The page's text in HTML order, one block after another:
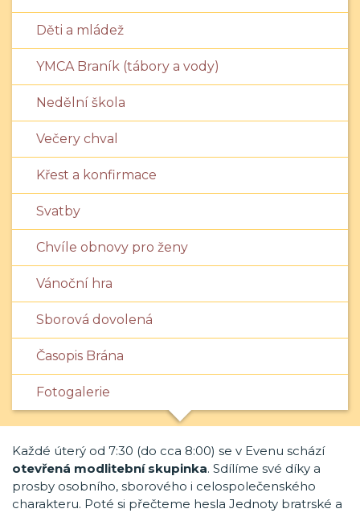
Děti a mládež
YMCA Braník (tábory a vody)
Nedělní škola
Večery chval
Křest a konfirmace
Svatby
Chvíle obnovy pro ženy
Vánoční hra
Sborová dovolená
Časopis Brána
Fotogalerie
Každé úterý od 7:30 (do cca 8:00) se v Evenu schází
otevřená modlitební skupinka. Sdílíme své díky a
prosby osobního, sborového i celospolečenského
charakteru. Poté si přečteme hesla Jednoty bratrské a